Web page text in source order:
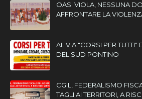
OASI VIOLA, NESSUNA
AFFRONTARE LA
AL VIA "CORSI PER TUTTI"
DEL SUD PONTINO
CGIL, FEDERALISMO
TAGLI AI TERRITORI, A